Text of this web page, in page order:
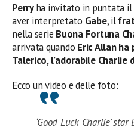
Perryha invitato in puntata il
aver interpretato Gabe, il
nella serie Buona Fortuna
arrivata quando Eric Allan
Talerico, l’adorabile Charlie
Ecco un video e delle foto:
‘Good Luck Charlie’